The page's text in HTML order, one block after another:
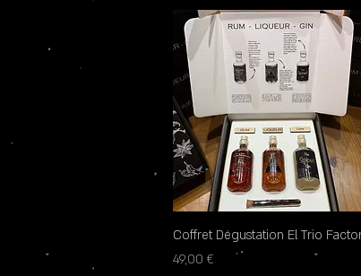
Aperçu rapide
Coffret Dégustation El Trio
Prix
49,00 €